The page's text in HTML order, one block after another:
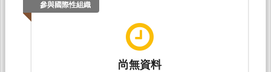
參與國際性組織
尚無資料